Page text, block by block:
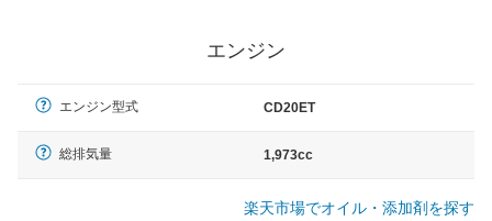
エンジン
エンジン型式 CD20ET
総排気量 1,973cc
楽天市場でオイル・添加剤を探す